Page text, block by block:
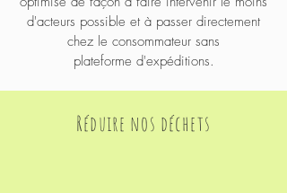
d'acteurs possible et à passer directement
chez le consommateur sans
plateforme d'expéditions.
Réduire nos déchets